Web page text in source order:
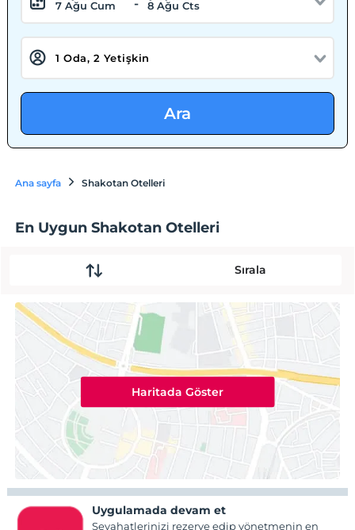
7 Ağu Cum - 8 Ağu Cts
Ara
Ana sayfa Shakotan Otelleri
En Uygun Shakotan Otelleri
Sırala
Haritada Göster
Uygulamada devam et
Seyahatlerinizi rezerve edip yönetmenin en